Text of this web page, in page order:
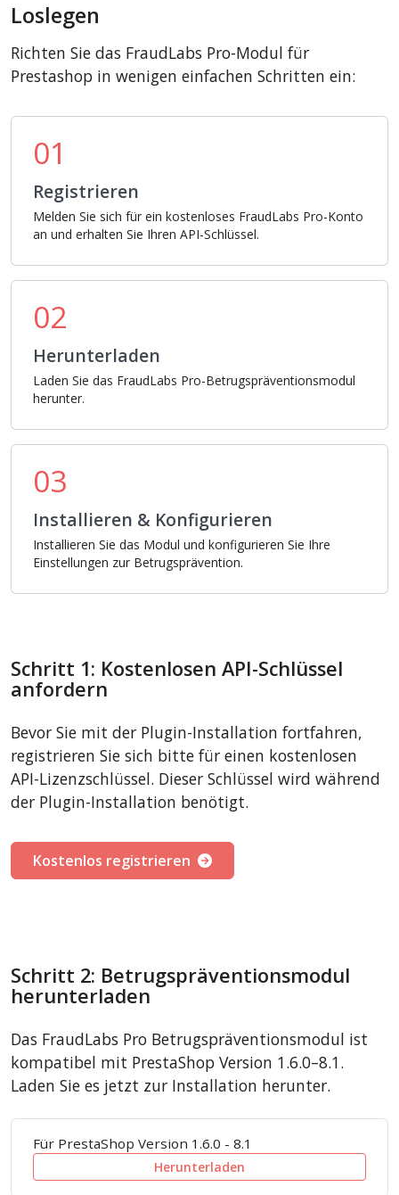
Loslegen
Richten Sie das FraudLabs Pro-Modul für
Prestashop in wenigen einfachen Schritten ein:
01
Registrieren
Melden Sie sich für ein kostenloses FraudLabs Pro-Konto
an und erhalten Sie Ihren API-Schlüssel.
02
Herunterladen
Laden Sie das FraudLabs Pro-Betrugspräventionsmodul
herunter.
03
Installieren & Konfigurieren
Installieren Sie das Modul und konfigurieren Sie Ihre
Einstellungen zur Betrugsprävention.
Schritt 1: Kostenlosen API-Schlüssel
anfordern
Bevor Sie mit der Plugin-Installation fortfahren,
registrieren Sie sich bitte für einen kostenlosen
API-Lizenzschlüssel. Dieser Schlüssel wird während
der Plugin-Installation benötigt.
Kostenlos registrieren
Schritt 2: Betrugspräventionsmodul
herunterladen
Das FraudLabs Pro Betrugspräventionsmodul ist
kompatibel mit PrestaShop Version 1.6.0–8.1.
Laden Sie es jetzt zur Installation herunter.
Für PrestaShop Version 1.6.0 - 8.1
Herunterladen